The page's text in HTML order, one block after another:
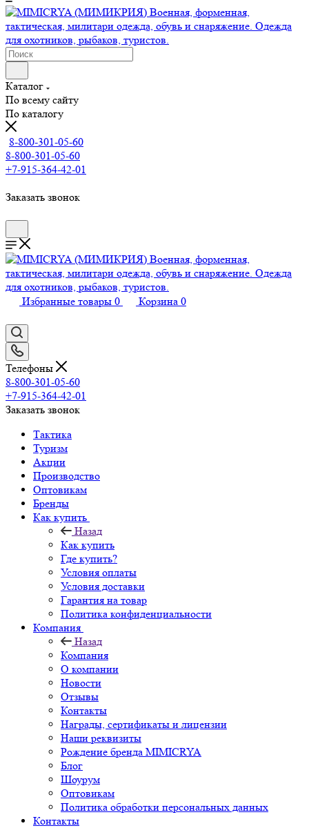
Каталог
По всему сайту
По каталогу
8-800-301-05-60
8-800-301-05-60
+7-915-364-42-01
Заказать звонок
Избранные товары 0 Корзина 0
Телефоны
8-800-301-05-60
+7-915-364-42-01
Заказать звонок
Тактика
Туризм
Акции
Производство
Оптовикам
Бренды
Как купить
Назад
Как купить
Где купить?
Условия оплаты
Условия доставки
Гарантия на товар
Политика конфиденциальности
Компания
Назад
Компания
О компании
Новости
Отзывы
Контакты
Награды, сертификаты и лицензии
Наши реквизиты
Рождение бренда MIMICRYA
Блог
Шоурум
Оптовикам
Политика обработки персональных данных
Контакты